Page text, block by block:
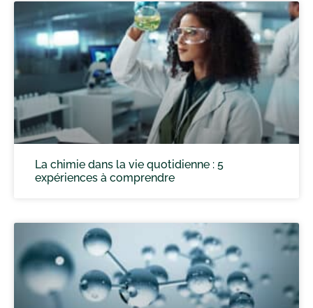
La chimie dans la vie quotidienne : 5
expériences à comprendre